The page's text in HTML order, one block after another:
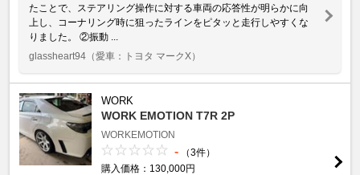
たことで、ステアリング操作に対する車両の応答性が明らかに向
上し、コーナリング時に狙ったラインをピタッと走行しやすくな
りました。 ②振動 ...
glassheart94 （愛車：トヨタ マークX）
WORK
WORK EMOTION T7R 2P
WORKEMOTION
-
（3件）
購入価格：130,000円